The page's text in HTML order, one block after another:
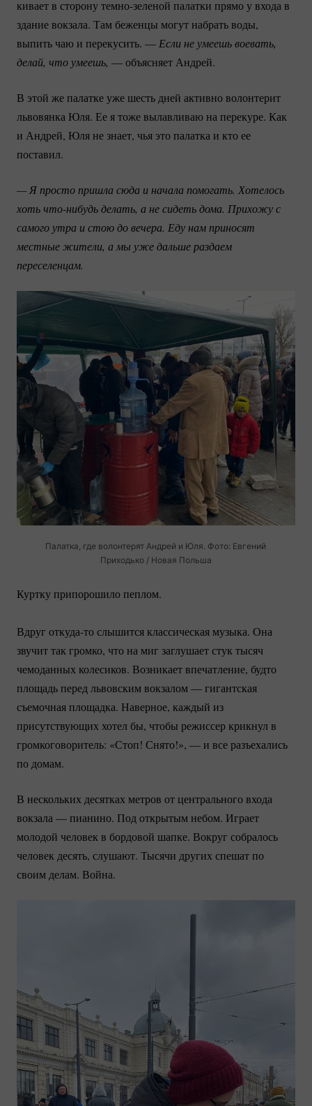
кивает в сторонутемно-зеленой палатки прямо у входа в
здание вокзала. Там беженцы могут набрать воды,
выпить чаю и перекусить. — Если не умеешь воевать,
делай, что умеешь, — объясняет Андрей.
В этой же палатке уже шесть дней активно волонтерит
львовянка Юля. Ее я тоже вылавливаю на перекуре. Как
и Андрей, Юля не знает, чья это палатка и кто ее
поставил.
— Я просто пришла сюда и начала помогать. Хотелось
хоть что-нибудь делать, а не сидеть дома. Прихожу с
самого утра и стою до вечера. Еду нам приносят
местные жители, а мы уже дальше раздаем
переселенцам.
Палатка, где волонтерят Андрей и Юля. Фото: Евгений
Приходько / Новая Польша
Куртку припорошило пеплом.
Вдруг откуда-тослышится классическая музыка. Она
звучит так громко, что на миг заглушает стук тысяч
чемоданных колесиков. Возникает впечатление, будто
площадь перед львовским вокзалом — гигантская
съемочная площадка. Наверное, каждый из
присутствующих хотел бы, чтобы режиссер крикнул в
громкоговоритель: «Стоп! Снято!», — и все разъехались
по домам.
В нескольких десятках метров от центрального входа
вокзала — пианино. Под открытым небом. Играет
молодой человек в бордовой шапке. Вокруг собралось
человек десять, слушают. Тысячи других спешат по
своим делам. Война.